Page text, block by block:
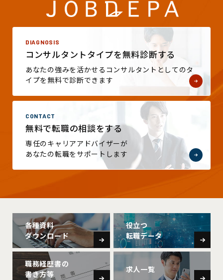
DIAGNOSIS
コンサルタントタイプを無料診断する
あなたの強みを活かせる コンサルタントとしてのタ
イプを無料で診断できます
CONTACT
無料で転職の相談をする
専任のキャリアアドバイザーが
あなたの転職をサポートします
各種資料
ダウンロード
役立つ
転職データ
職務経歴書の
書き方等
求人一覧